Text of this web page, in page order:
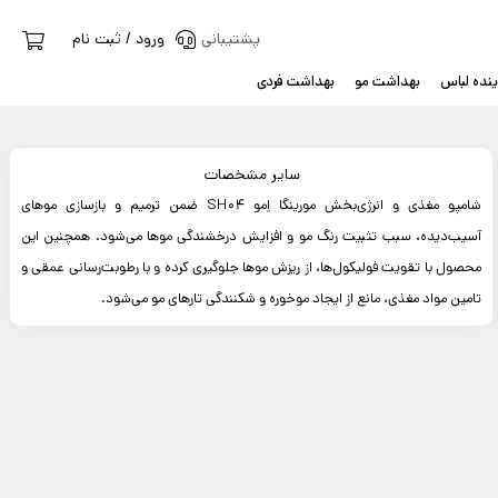
ورود / ثبت نام پشتیبانی
لباس بهداشت مو بهداشت فردی
سایر مشخصات
شامپو مغذی و انرژی‌بخش مورینگا اِمو SH04 ضمن ترمیم و بازسازی موهای
آسیب‌دیده، سبب تثبیت رنگ مو و افزایش درخشندگی موها می‌شود. همچنین این
محصول با تقویت فولیکول‌ها، از ریزش موها جلوگیری کرده و با رطوبت‌رسانی عمقی و
تامین مواد مغذی، مانع از ایجاد موخوره و شکنندگی تارهای مو می‌شود.